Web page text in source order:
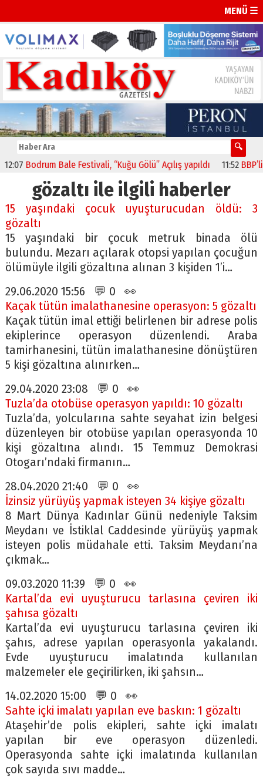
MENÜ ☰
Bodrum Bale Festivali, “Kuğu Gölü” Açılış yapıldı 11:52 BBP’li
gözaltı ile ilgili haberler
15 yaşındaki çocuk uyuşturucudan öldü: 3
gözaltı
15 yaşındaki bir çocuk metruk binada ölü
bulundu. Mezarı açılarak otopsi yapılan çocuğun
ölümüyle ilgili gözaltına alınan 3 kişiden 1’i…
29.06.2020 15:56 💬 0 👀
Kaçak tütün imalathanesine operasyon: 5 gözaltı
Kaçak tütün imal ettiği belirlenen bir adrese polis
ekiplerince operasyon düzenlendi. Araba
tamirhanesini, tütün imalathanesine dönüştüren
5 kişi gözaltına alınırken…
29.04.2020 23:08 💬 0 👀
Tuzla’da otobüse operasyon yapıldı: 10 gözaltı
Tuzla’da, yolcularına sahte seyahat izin belgesi
düzenleyen bir otobüse yapılan operasyonda 10
kişi gözaltına alındı. 15 Temmuz Demokrasi
Otogarı’ndaki firmanın…
28.04.2020 21:40 💬 0 👀
İzinsiz yürüyüş yapmak isteyen 34 kişiye gözaltı
8 Mart Dünya Kadınlar Günü nedeniyle Taksim
Meydanı ve İstiklal Caddesinde yürüyüş yapmak
isteyen polis müdahale etti. Taksim Meydanı’na
çıkmak…
09.03.2020 11:39 💬 0 👀
Kartal’da evi uyuşturucu tarlasına çeviren iki
şahısa gözaltı
Kartal’da evi uyuşturucu tarlasına çeviren iki
şahıs, adrese yapılan operasyonla yakalandı.
Evde uyuşturucu imalatında kullanılan
malzemeler ele geçirilirken, iki şahsın…
14.02.2020 15:00 💬 0 👀
Sahte içki imalatı yapılan eve baskın: 1 gözaltı
Ataşehir’de polis ekipleri, sahte içki imalatı
yapılan bir eve operasyon düzenledi.
Operasyonda sahte içki imalatında kullanılan
çok sayıda sıvı madde…